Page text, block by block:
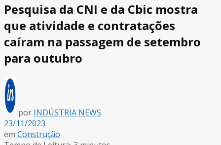
Pesquisa da CNI e da Cbic mostra
que atividade e contratações
caíram na passagem de setembro
para outubro
por INDÚSTRIA NEWS
23/11/2023
em Construção